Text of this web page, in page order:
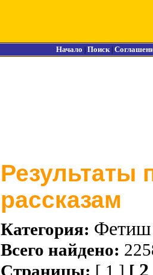
Начало Поиск|
Результаты
рассказам
Категория: Фетиш
Всего найдено:
Страницы: [ 1 ] [ 2